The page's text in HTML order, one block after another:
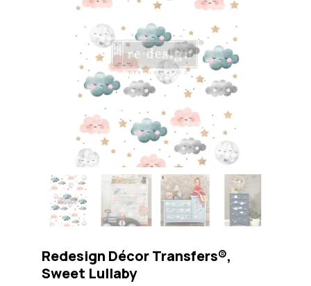
Redesign Décor Transfers®,
Sweet Lullaby